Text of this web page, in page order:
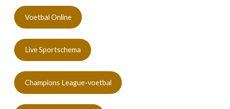
Voetbal Online
Live Sportschema
Champions League-voetbal